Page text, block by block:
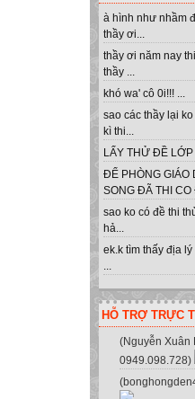
à hình như nhầm
thầy ơi...
thầy ơi năm nay
thầy ...
khó wa' cô 0i!!! ...
sao các thầy lại
kì thi...
LẤY THỬ ĐỀ
ĐỂ PHÒNG GIÁO
SONG ĐÃ THI CO
sao ko có đề thi
hả...
ek.k tìm thấy địa
...
HỖ TRỢ TRỰC
(Nguyễn Xuân
0949.098.728)